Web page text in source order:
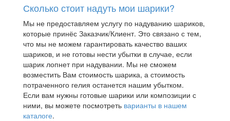
Сколько стоит надуть мои шарики?
Мы не предоставляем услугу по надуванию шариков,
которые принёс Заказчик/Клиент. Это связано с тем,
что мы не можем гарантировать качество ваших
шариков, и не готовы нести убытки в случае, если
шарик лопнет при надувании. Мы не сможем
возместить Вам стоимость шарика, а стоимость
потраченного гелия останется нашим убытком.
Если вам нужны готовые шарики или композиции с
ними, вы можете посмотреть варианты в нашем
каталоге.